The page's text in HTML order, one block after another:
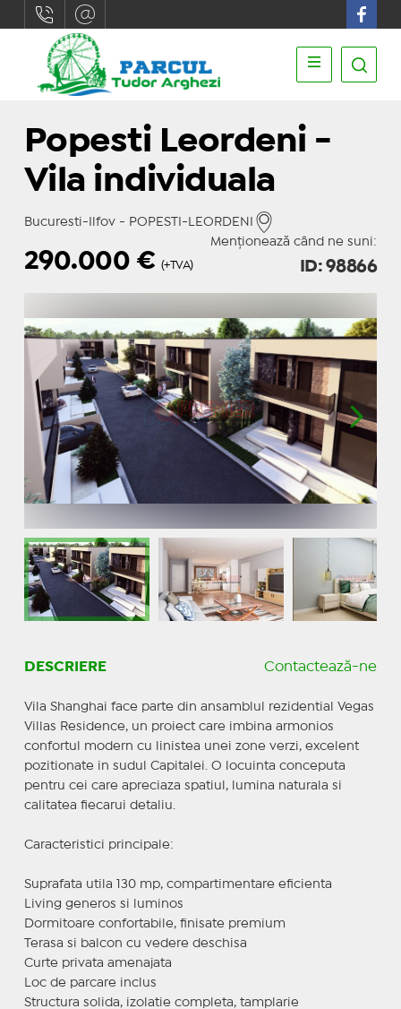
Popesti Leordeni -
Vila individuala
Bucuresti-Ilfov - POPESTI-LEORDENI
Menționează când ne suni:
290.000 € (+TVA) ID: 98866
DESCRIERE Contactează-ne
Vila Shanghai face parte din ansamblul rezidential Vegas
Villas Residence, un proiect care imbina armonios
confortul modern cu linistea unei zone verzi, excelent
pozitionate in sudul Capitalei. O locuinta conceputa
pentru cei care apreciaza spatiul, lumina naturala si
calitatea fiecarui detaliu.
Caracteristici principale:
Suprafata utila 130 mp, compartimentare eficienta
Living generos si luminos
Dormitoare confortabile, finisate premium
Terasa si balcon cu vedere deschisa
Curte privata amenajata
Loc de parcare inclus
Structura solida, izolatie completa, tamplarie